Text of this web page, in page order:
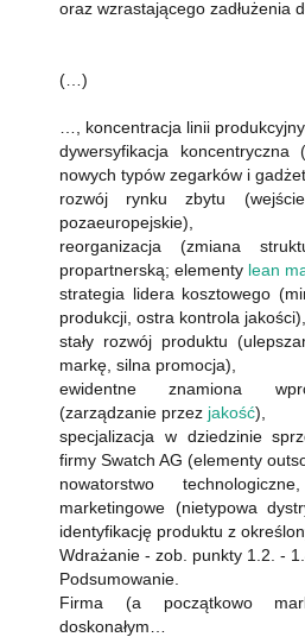
oraz wzrastającego zadłużenia
(…)
…, koncentracja linii
dywersyfikacja koncentryczna
nowych typów zegarków i
rozwój rynku zbytu
pozaeuropejskie),
reorganizacja (zmiana
propartnerską; elementy lean
strategia lidera kosztowego
produkcji, ostra kontrola jakości),
stały rozwój produktu
markę, silna promocja),
ewidentne znamiona
(zarządzanie przez jakość),
specjalizacja w dziedzinie
firmy Swatch AG (elementy
nowatorstwo
marketingowe (nietypowa
identyfikację produktu z
Wdrażanie - zob. punkty 1.2. -
Podsumowanie.
Firma (a początkowo
doskonałym…